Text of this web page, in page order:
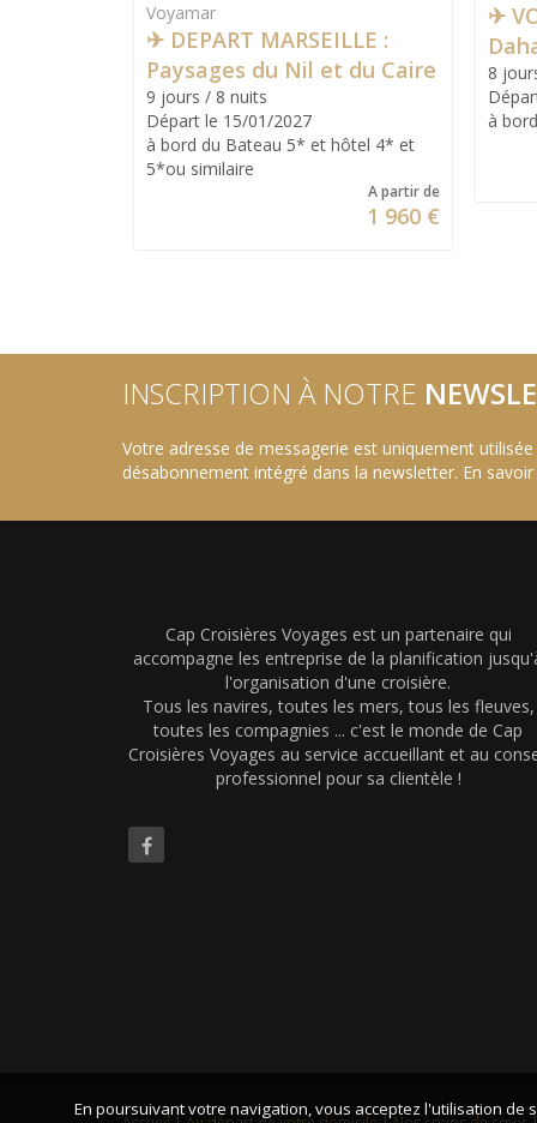
Voyamar
✈ DEPART MARSEILLE :
Paysages du Nil et du Caire
9 jours / 8 nuits
Départ le 15/01/2027
à bord du Bateau 5* et hôtel 4* et
5*ou similaire
A partir de
1 960 €
✈
8
à
INSCRIPTION À NOTRE
Votre adresse de messagerie est uniquement
désabonnement intégré dans la newsletter. En
Cap Croisières Voyages est un partenaire qui
accompagne les entreprise de la planification
l'organisation d'une croisière.
Tous les navires, toutes les mers, tous les fleuves,
toutes les compagnies ... c'est le monde de Cap
Croisières Voyages au service accueillant et au
professionnel pour sa clientèle !
En poursuivant votre navigation, vous acceptez l'utilisation de